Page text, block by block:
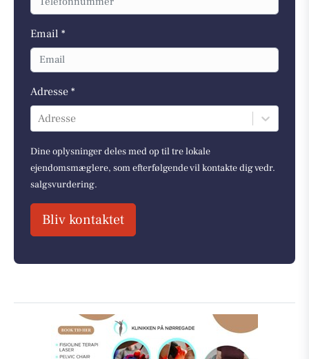
Email *
Adresse *
Adresse
Dine oplysninger deles med op til tre lokale
ejendomsmæglere, som efterfølgende vil kontakte dig vedr.
salgsvurdering.
Bliv kontaktet